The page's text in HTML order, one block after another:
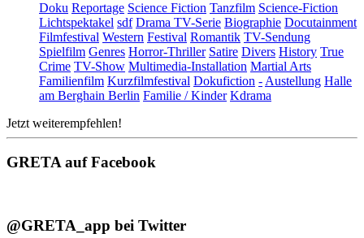
Doku Reportage Science Fiction Tanzfilm Science-Fiction
Lichtspektakel sdf Drama TV-Serie Biographie Docutainment
Filmfestival Western Festival Romantik TV-Sendung
Spielfilm Genres Horror-Thriller Satire Divers History True
Crime TV-Show Multimedia-Installation Martial Arts
Familienfilm Kurzfilmfestival Dokufiction - Austellung Halle
am Berghain Berlin Familie / Kinder Kdrama
Jetzt weiterempfehlen!
GRETA auf Facebook
@GRETA_app bei Twitter